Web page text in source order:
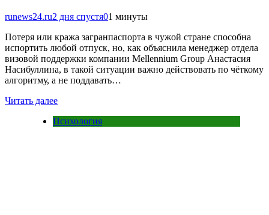
runews24.ru2 дня спустя01 минуты
Потеря или кража загранпаспорта в чужой стране способна
испортить любой отпуск, но, как объяснила менеджер отдела
визовой поддержки компании Mellennium Group Анастасия
Насибуллина, в такой ситуации важно действовать по чёткому
алгоритму, а не поддавать…
Читать далее
Психология